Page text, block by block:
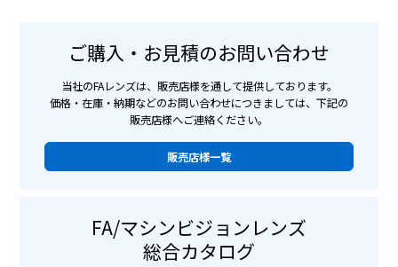
ご購入・お見積のお問い合わせ
当社のFAレンズは、販売店様を通して提供しております。
価格・在庫・納期などのお問い合わせにつきましては、下記の
販売店様へご連絡ください。
販売店様一覧
FA/マシンビジョンレンズ
総合カタログ